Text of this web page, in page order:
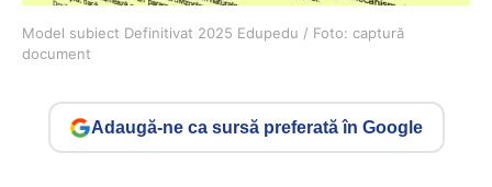
Model subiect Definitivat 2025 Edupedu / Foto: captură
document
Adaugă-ne ca sursă preferată în Google